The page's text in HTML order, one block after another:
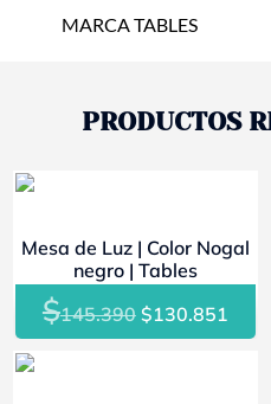
MARCA TABLES
PRODUCTOS
Mesa de Luz | Color Nogal
negro | Tables
$145.390 El
precio
$130.851